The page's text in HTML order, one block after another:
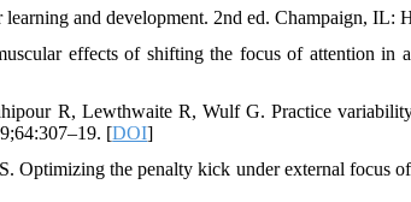
and development. 2nd ed. Champaign, IL:
effects of shifting the focus of attention in
R, Lewthwaite R, Wulf G. Practice variability
[DOI]
Optimizing the penalty kick under external focus